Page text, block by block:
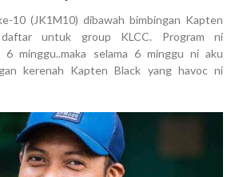
10 (JK1M10) dibawah bimbingan Kapten
untuk group KLCC. Program ni
6 minggu..maka selama 6 minggu ni aku
kerenah Kapten Black yang havoc ni